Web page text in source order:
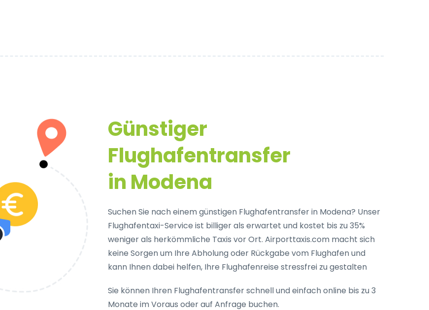
Günstiger
Flughafentransfer
in Modena
Suchen Sie nach einem günstigen Flughafentransfer in Modena? Unser
Flughafentaxi-Service ist billiger als erwartet und kostet bis zu 35%
weniger als herkömmliche Taxis vor Ort. Airporttaxis.com macht sich
keine Sorgen um Ihre Abholung oder Rückgabe vom Flughafen und
kann Ihnen dabei helfen, Ihre Flughafenreise stressfrei zu gestalten
Sie können Ihren Flughafentransfer schnell und einfach online bis zu 3
Monate im Voraus oder auf Anfrage buchen.